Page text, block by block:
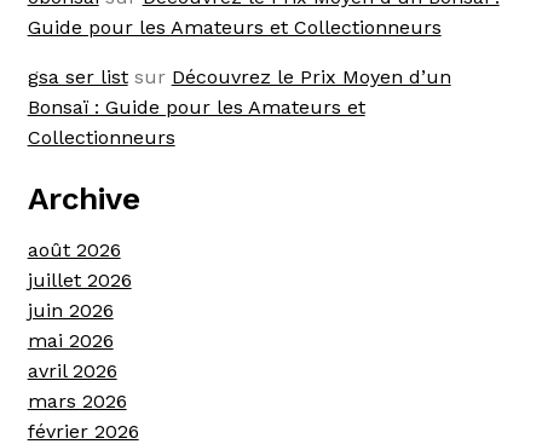
Guide pour les Amateurs et Collectionneurs
gsa ser listsur Découvrez le Prix Moyen d’un
Bonsaï : Guide pour les Amateurs et
Collectionneurs
Archive
août 2026
juillet 2026
juin 2026
mai 2026
avril 2026
mars 2026
février 2026